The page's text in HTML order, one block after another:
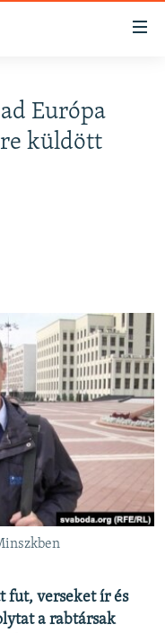
Európa
küldött
fut, verseket ír és
a rabtársak